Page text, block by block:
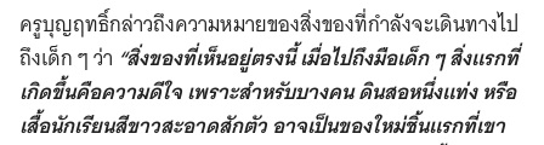
ครูบุญฤทธิ์กล่าวถึงความหมายของสิ่งของที่กำลังจะเดินทางไป
ถึงเด็ก ๆ ว่า “สิ่งของที่เห็นอยู่ตรงนี้ เมื่อไปถึงมือเด็ก ๆ สิ่งแรกที่
เกิดขึ้นคือความดีใจ เพราะสำหรับบางคน ดินสอหนึ่งแท่ง หรือ
เสื้อนักเรียนสีขาวสะอาดสักตัว อาจเป็นของใหม่ชิ้นแรกที่เขา